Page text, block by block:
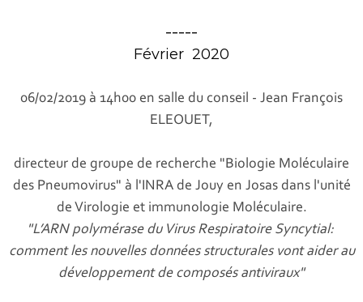
-----
Février 2020
06/02/2019 à 14h00 en salle du conseil - Jean François
ELEOUET,
directeur de groupe de recherche "Biologie Moléculaire
des Pneumovirus" à l'INRA de Jouy en Josas dans l'unité
de Virologie et immunologie Moléculaire.
"L’ARN polymérase du Virus Respiratoire Syncytial:
comment les nouvelles données structurales vont aider au
développement de composés antiviraux"